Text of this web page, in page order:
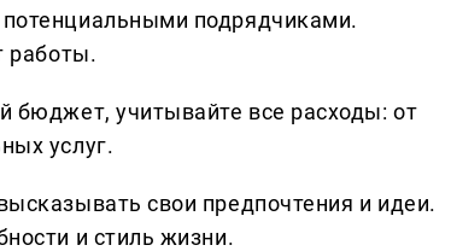
подрядчиками.
работы.
бюджет, учитывайте все расходы: от
услуг.
свои предпочтения и идеи.
и стиль жизни.